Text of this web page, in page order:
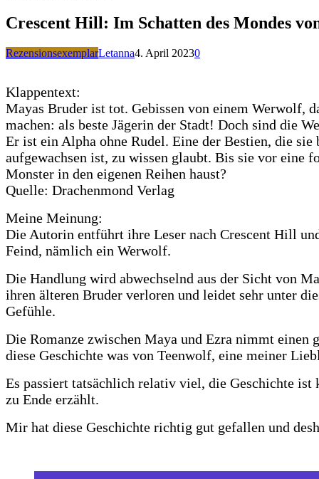
Crescent Hill: Im Schatten des Mondes
RezensionsexemplarLetanna4. April 20230
Klappentext:
Mayas Bruder ist tot. Gebissen von einem Werwolf,
machen: als beste Jägerin der Stadt! Doch sind die
Er ist ein Alpha ohne Rudel. Eine der Bestien, die
aufgewachsen ist, zu wissen glaubt. Bis sie vor eine
Monster in den eigenen Reihen haust?
Quelle: Drachenmond Verlag
Meine Meinung:
Die Autorin entführt ihre Leser nach Crescent Hill
Feind, nämlich ein Werwolf.
Die Handlung wird abwechselnd aus der Sicht von
ihren älteren Bruder verloren und leidet sehr unter
Gefühle.
Die Romanze zwischen Maya und Ezra nimmt einen
diese Geschichte was von Teenwolf, eine meiner
Es passiert tatsächlich relativ viel, die Geschichte ist
zu Ende erzählt.
Mir hat diese Geschichte richtig gut gefallen und